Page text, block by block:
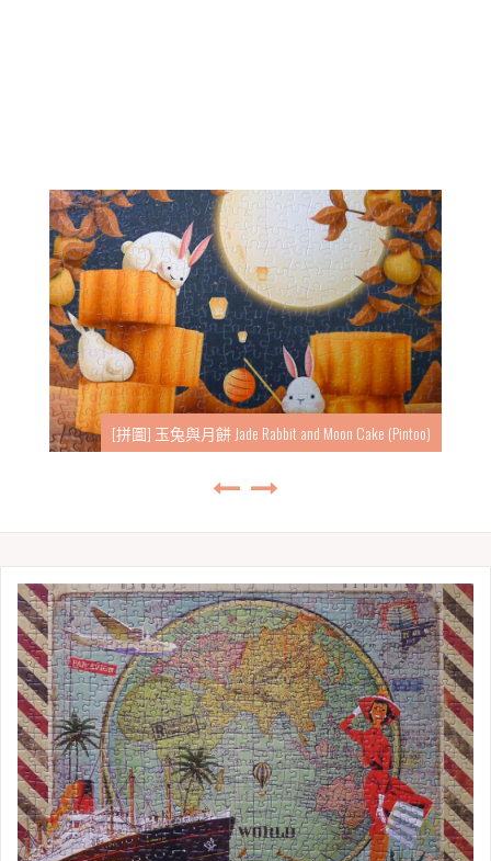
[拼圖] 東勢林場-螢 Dongshi Forest Garden-Fireflies (Pintoo)